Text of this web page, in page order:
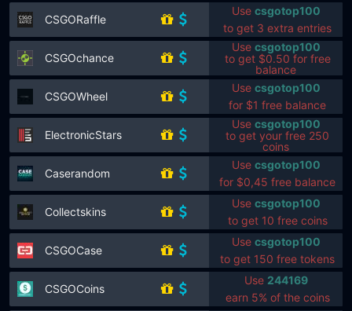
CSGORaffle
Use csgotop100
to get 3 extra entries
CSGOchance
Use csgotop100
to get $0.50 for free
balance
CSGOWheel
Use csgotop100
for $1 free balance
ElectronicStars
Use csgotop100
to get your free 250
coins
Caserandom
Use csgotop100
for $0,45 free balance
Collectskins
Use csgotop100
to get 10 free coins
CSGOCase
Use csgotop100
to get 150 free tokens
CSGOCoins
Use 244169
earn 5% of the coins